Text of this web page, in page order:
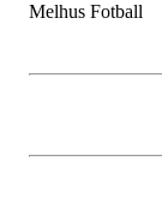
Melhus Fotball